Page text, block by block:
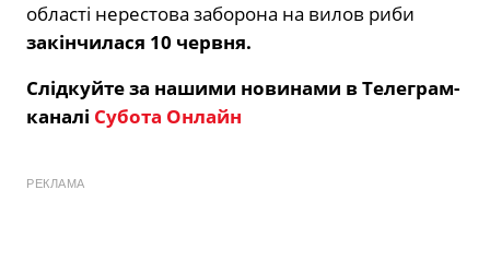
області нерестова заборона на вилов риби
закінчилася 10 червня.
Слідкуйте за нашими новинами в Телеграм-
каналі Субота Онлайн
РЕКЛАМА